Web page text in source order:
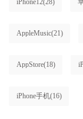
iPhone12(28)
AppleMusic(21)
AppStore(18)
iPhone手机(16)